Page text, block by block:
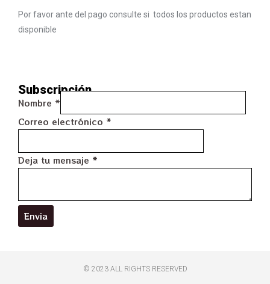
Por favor ante del pago consulte si todos los productos estan
disponible
Subscripción
Nombre *
Correo electrónico *
Deja tu mensaje *
Envia
© 2023 ALL RIGHTS RESERVED​